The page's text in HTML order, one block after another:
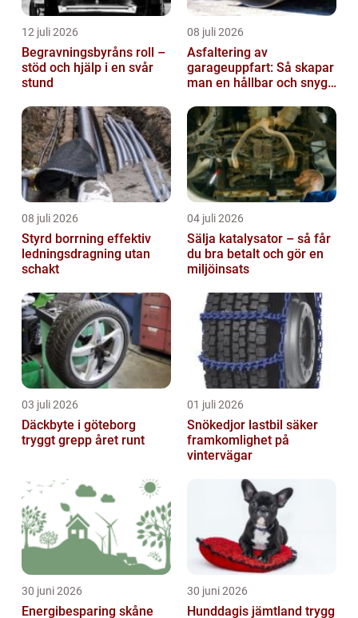
12 juli 2026
Begravningsbyråns roll –
stöd och hjälp i en svår
stund
08 juli 2026
Asfaltering av
garageuppfart: Så skapar
man en hållbar och snygg
08 juli 2026
Styrd borrning effektiv
ledningsdragning utan
schakt
04 juli 2026
Sälja katalysator – så får
du bra betalt och gör en
miljöinsats
03 juli 2026
Däckbyte i göteborg
tryggt grepp året runt
01 juli 2026
Snökedjor lastbil säker
framkomlighet på
vintervägar
30 juni 2026
Energibesparing skåne
30 juni 2026
Hunddagis jämtland trygg